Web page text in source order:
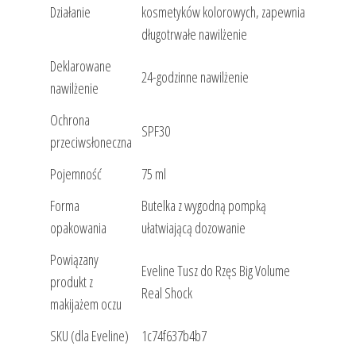
Działanie
kosmetyków kolorowych, zapewnia
długotrwałe nawilżenie
Deklarowane
nawilżenie
24-godzinne nawilżenie
Ochrona
przeciwsłoneczna
SPF30
Pojemność
75 ml
Forma
opakowania
Butelka z wygodną pompką
ułatwiającą dozowanie
Powiązany
produkt z
makijażem oczu
Eveline Tusz do Rzęs Big Volume
Real Shock
SKU (dla Eveline)
1c74f637b4b7